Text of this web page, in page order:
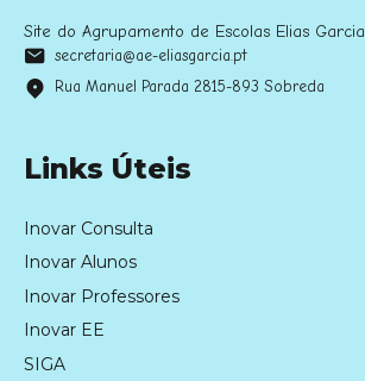
Site do Agrupamento de Escolas Elias Garcia
secretaria@ae-eliasgarcia.pt
Rua Manuel Parada 2815-893 Sobreda
Links Úteis
Inovar Consulta
Inovar Alunos
Inovar Professores
Inovar EE
SIGA